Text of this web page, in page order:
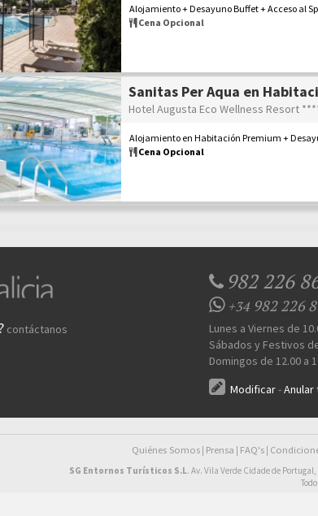
Alojamiento + Desayuno Buffet + Acceso al
Cena Opcional
Sanitas Per Aqua en
Hotel Augusta Eco Wellness Resort
Alojamiento en Habitación Premium +
Cena Opcional
contáctanos
982 226
+34982 226
Lunes a Viernes de
Sábados y Festivos
Domingos de 12.00 a
Modificar-Anular
Quiénes Somos | Prensa | FAQ's |
SG Entornos Turísticos S.L. Av. Vila Verde Cidade de